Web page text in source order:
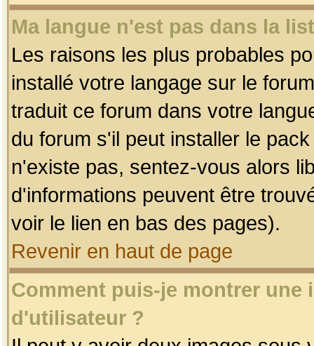
Ma langue n'est pas dans la
Les raisons les plus probables
installé votre langage sur le
traduit ce forum dans votre
du forum s'il peut installer le
n'existe pas, sentez-vous alors
d'informations peuvent être
voir le lien en bas des pages).
Revenir en haut de page
Comment puis-je montrer une
d'utilisateur ?